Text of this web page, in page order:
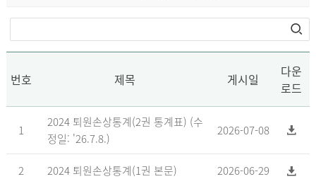
번호 제목 게시일
다운
로드
1
2024 퇴원손상통계(2권 통계표) (수
정일: '26.7.8.)
2026-07-08
2 2024 퇴원손상통계(1권 본문) 2026-06-29